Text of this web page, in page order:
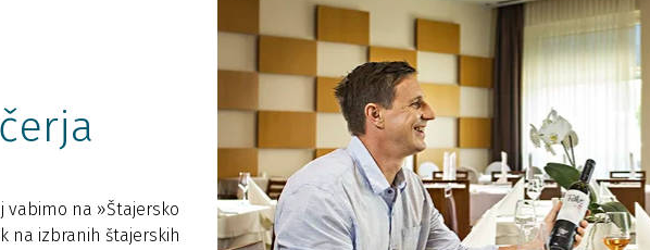
vabimo na »Štajersko
na izbranih štajerskih
Rimska večerja
Vsak petek vabljeni na penzionsko rimsko večerjo, na
kateri je prisoten tudi vojščak Primus, po katerem